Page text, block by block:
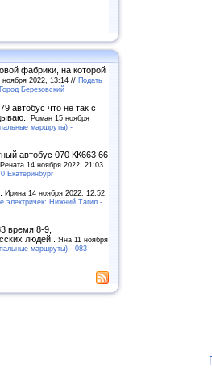
фабрики, на которой
2022, 13:14 // Подать
Березовский
автобус что не так с
Роман 15 ноября
маршруты) -
автобус 070 КК663 66
Рената 14 ноября 2022, 21:03
Екатеринбург
Ирина 14 ноября 2022, 12:52
электричек: Нижний Тагил -
время 8-9,
людей.. Яна 11 ноября
маршруты) - 083